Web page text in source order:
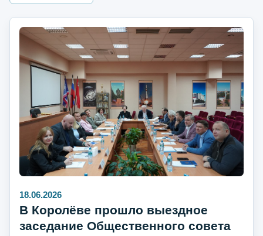
18.06.2026
В Королёве прошло выездное
заседание Общественного совета